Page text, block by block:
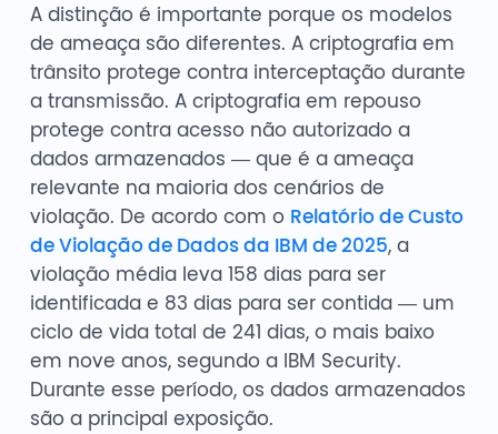
A distinção é importante porque os modelos
de ameaça são diferentes. A criptografia em
trânsito protege contra interceptação durante
a transmissão. A criptografia em repouso
protege contra acesso não autorizado a
dados armazenados — que é a ameaça
relevante na maioria dos cenários de
violação. De acordo com o Relatório de Custo
de Violação de Dados da IBM de 2025, a
violação média leva 158 dias para ser
identificada e 83 dias para ser contida — um
ciclo de vida total de 241 dias, o mais baixo
em nove anos, segundo a IBM Security.
Durante esse período, os dados armazenados
são a principal exposição.